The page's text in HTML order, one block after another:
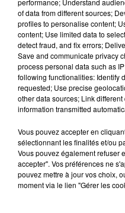
11h37
LA CENTRALE
TOUJOURS À
Cela fait déjà une
nucléaire ardennaise
présente.
of data from different sources;
profiles to personalise content;
content; Use limited data to
detect fraud, and fix errors;
Save and communicate privacy
process personal data such as
following functionalities: Identify
requested; Use precise
other data sources; Link
information transmitted
Vous pouvez accepter en
sélectionnant les finalités et/ou
Vous pouvez également refuser
accepter". Vos préférences ne
pouvez mettre à jour vos choix,
moment via le lien "Gérer les